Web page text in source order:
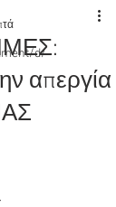
d/
απεργία